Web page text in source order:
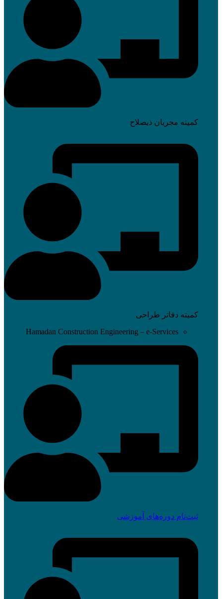
کمیته مجریان ذیصلاح
کمیته دفاتر طراحی
Hamadan Construction Engineering – e-Services
ثبت‌نام دوره‌های آموزشی